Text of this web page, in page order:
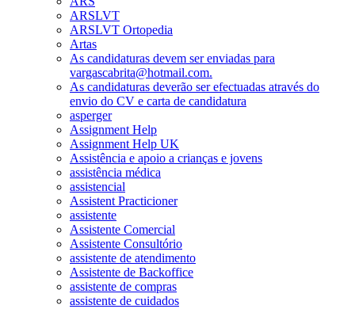
ARSLVT
ARSLVT Ortopedia
Artas
As candidaturas devem ser enviadas para
vargascabrita@hotmail.com.
As candidaturas deverão ser efectuadas através do
envio do CV e carta de candidatura
asperger
Assignment Help
Assignment Help UK
Assistência e apoio a crianças e jovens
assistência médica
assistencial
Assistent Practicioner
assistente
Assistente Comercial
Assistente Consultório
assistente de atendimento
Assistente de Backoffice
assistente de compras
assistente de cuidados